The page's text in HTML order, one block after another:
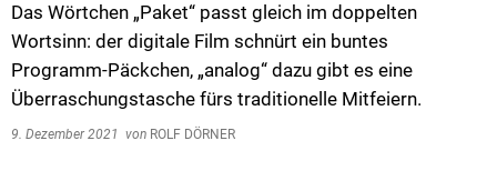
Das Wörtchen „Paket“ passt gleich im doppelten
Wortsinn: der digitale Film schnürt ein buntes
Programm-Päckchen, „analog“ dazu gibt es eine
Überraschungstasche fürs traditionelle Mitfeiern.
9. Dezember 2021 von ROLF DÖRNER